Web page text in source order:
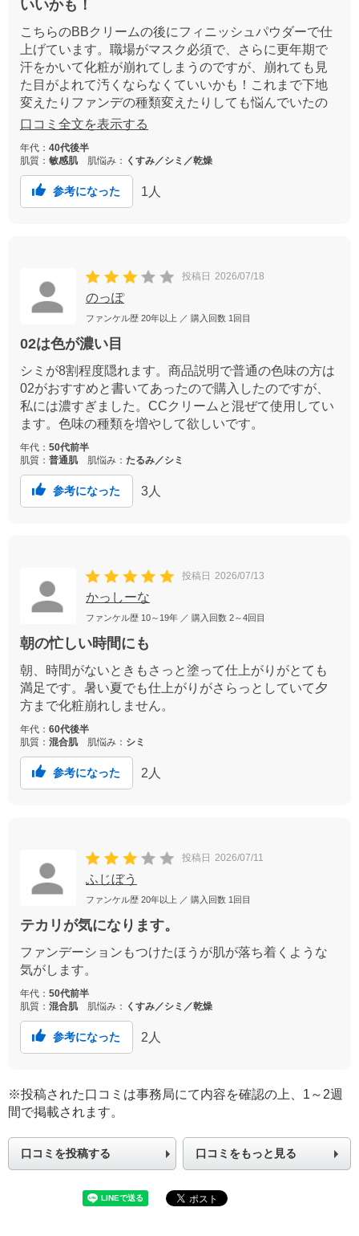
いいかも！
こちらのBBクリームの後にフィニッシュパウダーで仕
上げています。職場がマスク必須で、さらに更年期で
汗をかいて化粧が崩れてしまうのですが、崩れても見
た目がよれて汚くならなくていいかも！これまで下地
変えたりファンデの種類変えたりしても悩んでいたの
が解消できました。ただ色味が黄色が強くて暗めに感
SPF値ももう少し高ければなお嬉しいです。
口コミ全文を表示する
年代： 40代後半
肌質： 敏感肌 肌悩み： くすみ／シミ／乾燥
参考になった 1 人
投稿日 2026/07/18
のっぽ
ファンケル歴 20年以上 ／ 購入回数 1回目
02は色が濃い目
シミが8割程度隠れます。商品説明で普通の色味の方は
02がおすすめと書いてあったので購入したのですが、
私には濃すぎました。CCクリームと混ぜて使用してい
ます。色味の種類を増やして欲しいです。
年代： 50代前半
肌質： 普通肌 肌悩み： たるみ／シミ
参考になった 3 人
投稿日 2026/07/13
かっしーな
ファンケル歴 10～19年 ／ 購入回数 2～4回目
朝の忙しい時間にも
朝、時間がないときもさっと塗って仕上がりがとても
満足です。暑い夏でも仕上がりがさらっとしていて夕
方まで化粧崩れしません。
年代： 60代後半
肌質： 混合肌 肌悩み： シミ
参考になった 2 人
投稿日 2026/07/11
ふじぼう
ファンケル歴 20年以上 ／ 購入回数 1回目
テカリが気になります。
ファンデーションもつけたほうが肌が落ち着くような
気がします。
年代： 50代前半
肌質： 混合肌 肌悩み： くすみ／シミ／乾燥
参考になった 2 人
※投稿された口コミは事務局にて内容を確認の上、1～2週
間で掲載されます。
口コミを投稿する 口コミをもっと見る